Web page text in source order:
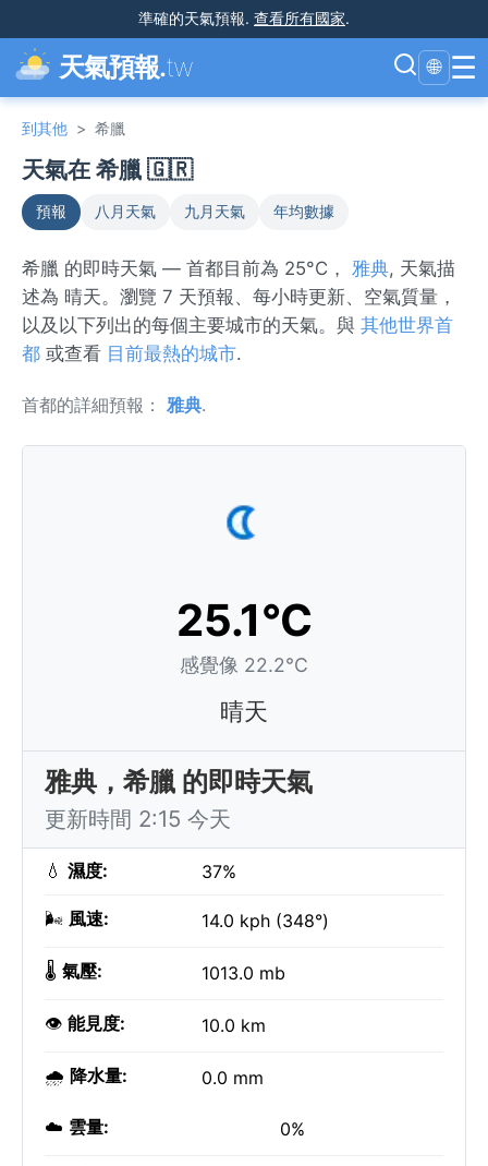
準確的天氣預報. 查看所有國家.
天氣預報.tw 🌐 ☰
到其他 > 希臘
天氣在 希臘 🇬🇷
預報 八月天氣 九月天氣 年均數據
希臘 的即時天氣 — 首都目前為 25°C， 雅典, 天氣描
述為 晴天。瀏覽 7 天預報、每小時更新、空氣質量，
以及以下列出的每個主要城市的天氣。與 其他世界首
都 或查看 目前最熱的城市.
首都的詳細預報： 雅典.
25.1°C
感覺像 22.2°C
晴天
雅典，希臘 的即時天氣
更新時間 2:15 今天
💧 濕度: 37%
🌬️ 風速: 14.0 kph (348°)
🌡️ 氣壓: 1013.0 mb
👁️ 能見度: 10.0 km
🌧️ 降水量: 0.0 mm
☁️ 雲量: 0%